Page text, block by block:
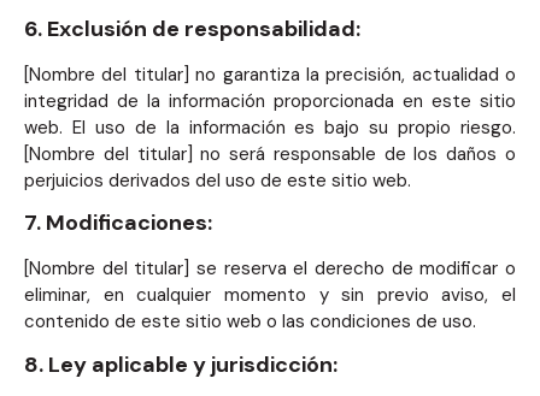
6. Exclusión de responsabilidad:
[Nombre del titular] no garantiza la precisión, actualidad o
integridad de la información proporcionada en este sitio
web. El uso de la información es bajo su propio riesgo.
[Nombre del titular] no será responsable de los daños o
perjuicios derivados del uso de este sitio web.
7. Modificaciones:
[Nombre del titular] se reserva el derecho de modificar o
eliminar, en cualquier momento y sin previo aviso, el
contenido de este sitio web o las condiciones de uso.
8. Ley aplicable y jurisdicción: